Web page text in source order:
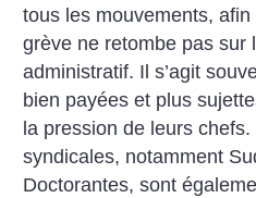
tous les mouvements,
grève ne retombe pas sur
administratif. Il s’agit
bien payées et plus
la pression de leurs
syndicales, notamment
Doctorantes, sont